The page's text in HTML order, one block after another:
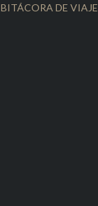
BITÁCORA DE VIAJE